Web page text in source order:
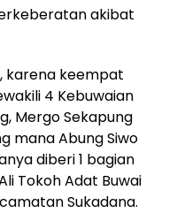
akibat
karena keempat
4 Kebuwaian
Mergo Sekapung
mana Abung Siwo
diberi 1 bagian
Tokoh Adat Buwai
Sukadana.